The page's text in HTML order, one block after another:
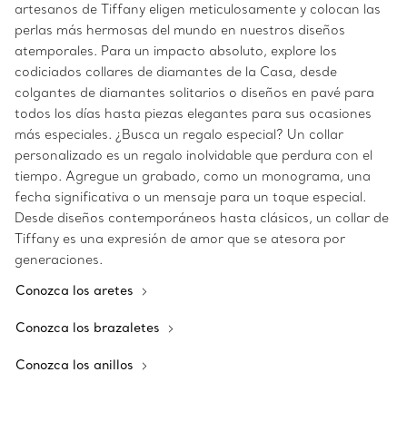
artesanos de Tiffany eligen meticulosamente y colocan las
perlas más hermosas del mundo en nuestros diseños
atemporales. Para un impacto absoluto, explore los
codiciados collares de diamantes de la Casa, desde
colgantes de diamantes solitarios o diseños en pavé para
todos los días hasta piezas elegantes para sus ocasiones
más especiales. ¿Busca un regalo especial? Un collar
personalizado es un regalo inolvidable que perdura con el
tiempo. Agregue un grabado, como un monograma, una
fecha significativa o un mensaje para un toque especial.
Desde diseños contemporáneos hasta clásicos, un collar de
Tiffany es una expresión de amor que se atesora por
generaciones.
Conozca los aretes
Conozca los brazaletes
Conozca los anillos